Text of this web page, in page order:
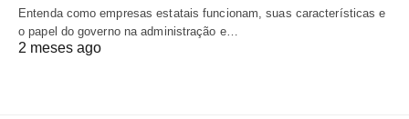
Entenda como empresas estatais funcionam, suas características e
o papel do governo na administração e…
2 meses ago